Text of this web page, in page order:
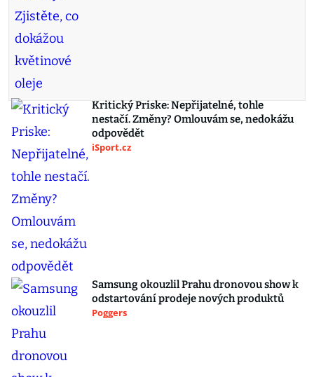
Kritický Priske: Nepřijatelné, tohle
nestačí. Změny? Omlouvám se, nedokážu
odpovědět
iSport.cz
Samsung okouzlil Prahu dronovou show k
odstartování prodeje nových produktů
Poggers